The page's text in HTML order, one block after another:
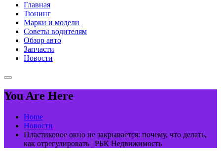
Главная
Тюнинг
Марки и модели
Советы водителям
Обзор авто
Запчасти
Новости
You Are Here
Home
Новости
Пластиковое окно не закрывается: почему, что делать,
как отрегулировать | РБК Недвижимость